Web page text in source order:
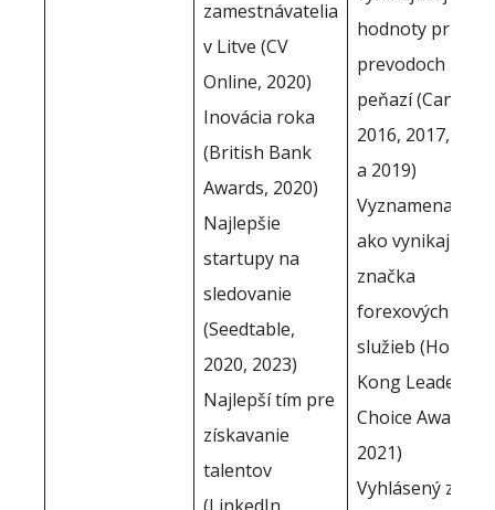
zamestnávatelia
v Litve (CV
Online, 2020)
Inovácia roka
(British Bank
Awards, 2020)
Najlepšie
startupy na
sledovanie
(Seedtable,
2020, 2023)
Najlepší tím pre
získavanie
talentov
hodnoty pri
prevodoch
peňazí (Canstar,
2016, 2017, 2018
a 2019)
Vyznamenaný
ako vynikajúca
značka
forexových
služieb (Hong
Kong Leader's
Choice Award,
2021)
Vyhlásený za